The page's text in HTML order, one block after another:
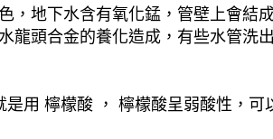
地下水含有氧化錳，管壁上會結
頭合金的養化造成，有些水管洗
用 檸檬酸 ， 檸檬酸呈弱酸性，